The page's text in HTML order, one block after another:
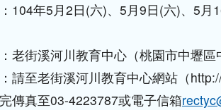
104年5月2日(六)、5月9日(六)、5
老街溪河川教育中心（桃園市中壢區
請至老街溪河川教育中心網站（
傳真至03-4223787或電子信箱